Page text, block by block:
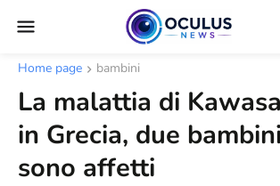
Home page bambini
La malattia di
in Grecia, due
sono affetti